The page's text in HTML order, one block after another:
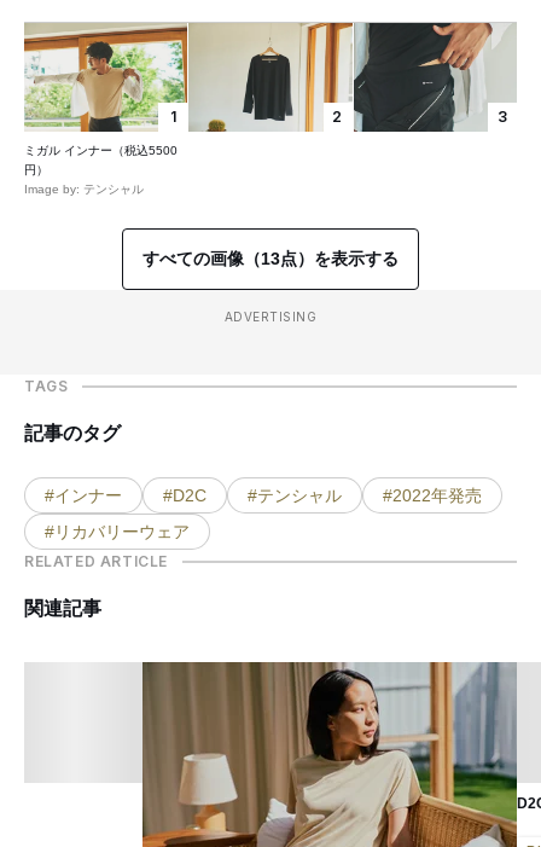
1
ミガル インナー（税込5500
円）
Image by: テンシャル
2 3
すべての画像（13点）を表示する
ADVERTISING
TAGS
記事のタグ
#インナー #D2C #テンシャル
#2022年発売
#リカバリーウェア
RELATED ARTICLE
関連記事